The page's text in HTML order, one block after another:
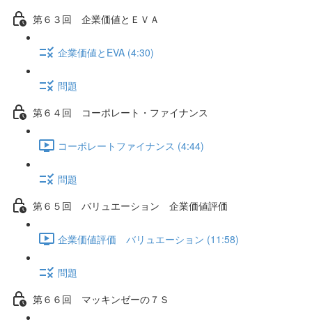
第６３回 企業価値とＥＶＡ
企業価値とEVA (4:30)
問題
第６４回 コーポレート・ファイナンス
コーポレートファイナンス (4:44)
問題
第６５回 バリュエーション 企業価値評価
企業価値評価 バリュエーション (11:58)
問題
第６６回 マッキンゼーの７Ｓ